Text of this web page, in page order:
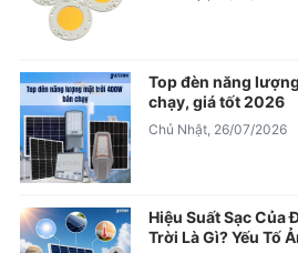
Top đèn năng
chạy, giá tốt 2026
Chủ Nhật, 26/07/2026
Hiệu Suất Sạc Của
Trời Là Gì? Yếu Tố